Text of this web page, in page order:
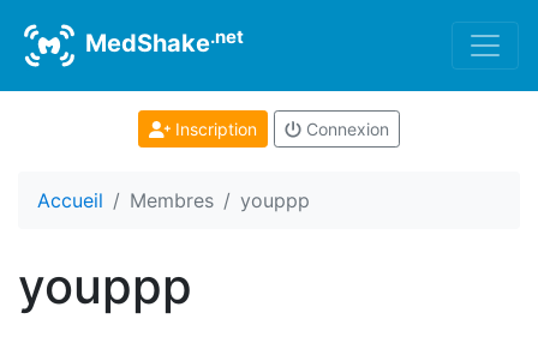
MedShake.net
Inscription Connexion
Accueil Membres youppp
youppp